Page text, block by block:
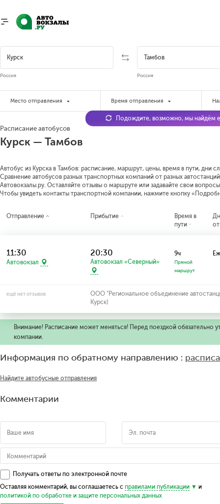
Россия Россия
Место отправления Время отправления
Расписание автобусов
Курск — Тамбов
Автобус из Курска в Тамбов: расписание, маршрут, цены, время в пути, дни
Сравнение автобусов разных транспортных компаний от разных
Автовокзалы.ру. Оставляйте отзывы о маршруте или задавайте свои
Чтобы увидеть контакты транспортной компании, нажмите кнопку
Подождите, возможно, мы найдём
Отправление Прибытие
Время в
пути
11:30
Автовокзал
20:30
Автовокзал «Северный»
9ч
Прямой
маршрут
ещё нет отзывов
ООО "Региональное объединение
Курск)
Внимание! Расписание может меняться! Перед поездкой обязательно
компании.
Информация по обратному направлению :
Найдите автобусные отправления
Комментарии
Получать ответы по электронной почте
Оставляя комментарий, вы соглашаетесь с правилами публикации
и
политикой по обработке и защите персональных данных